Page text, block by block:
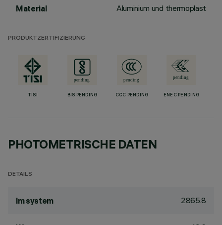
Material Aluminium und thermoplast
PRODUKTZERTIFIZIERUNG
TISI BIS PENDING CCC PENDING ENEC PENDING
PHOTOMETRISCHE DATEN
DETAILS
lm system 2865.8